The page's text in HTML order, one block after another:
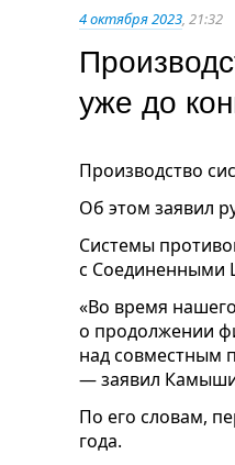
4 октября 2023, 21:32
уже до
Производство
Об этом заявил
Системы
с Соединенными
«Во время
о продолжении
над совместным
— заявил
По его словам,
года.